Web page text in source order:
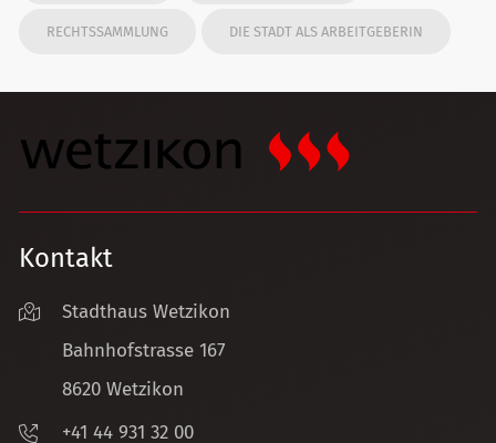
RECHTSSAMMLUNG DIE STADT ALS ARBEITGEBERIN
Kontakt
Stadthaus Wetzikon
Bahnhofstrasse 167
8620 Wetzikon
+41 44 931 32 00